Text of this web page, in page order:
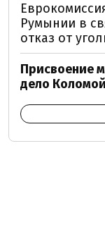
Румынии в
отказ от
Присвоение
дело